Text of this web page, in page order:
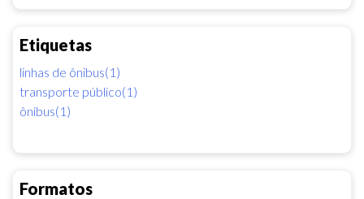
Etiquetas
linhas de ônibus(1)
transporte público(1)
ônibus(1)
Formatos